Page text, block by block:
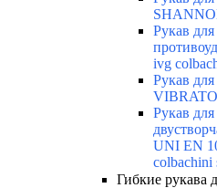
Рукав
ivg
Рукав
Рукав
UNI EN
colbachini
Гибкие рукава